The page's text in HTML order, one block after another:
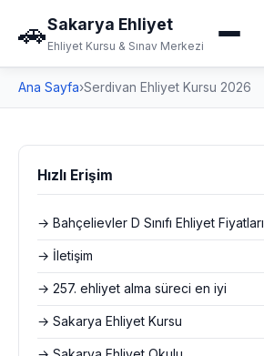
🚗Sakarya Ehliyet
Ehliyet Kursu & Sınav Merkezi
Ana Sayfa›Serdivan Ehliyet Kursu 2026
Hızlı Erişim
→ Bahçelievler D Sınıfı Ehliyet Fiyatları
→ İletişim
→ 257. ehliyet alma süreci en iyi
→ Sakarya Ehliyet Kursu